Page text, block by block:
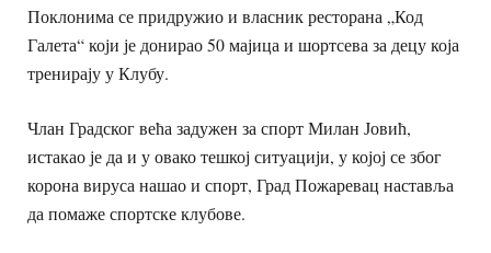
Поклонима се придружио и власник ресторана „Код
Галета“ који је донирао 50 мајица и шортсева за децу која
тренирају у Клубу.
Члан Градског већа задужен за спорт Милан Јовић,
истакао је да и у овако тешкој ситуацији, у којој се због
корона вируса нашао и спорт, Град Пожаревац наставља
да помаже спортске клубове.